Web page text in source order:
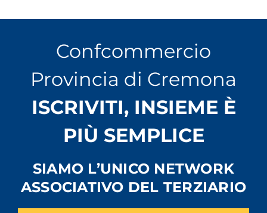
Confcommercio
Provincia di Cremona
ISCRIVITI, INSIEME È
PIÙ SEMPLICE
SIAMO L’UNICO NETWORK
ASSOCIATIVO DEL TERZIARIO